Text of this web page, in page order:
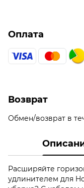
Оплата
Возврат
Обмен/возврат в
Расширяйте
удлинителем для